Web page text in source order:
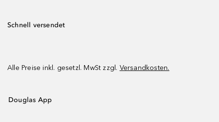
Schnell versendet
Alle Preise inkl. gesetzl. MwSt zzgl. Versandkosten.
Douglas App